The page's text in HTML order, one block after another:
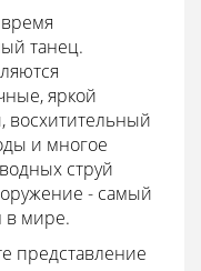
танец.
яркой
восхитительный
и многое
струй
- самый
в мире.
представление